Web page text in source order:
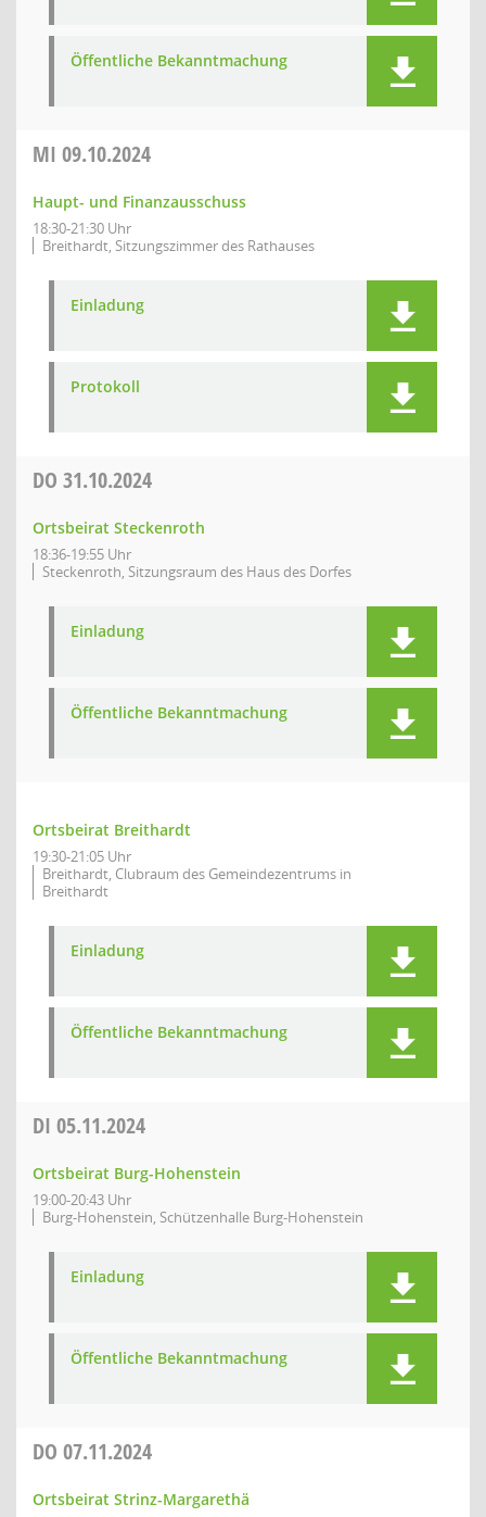
Öffentliche Bekanntmachung
MI 09.10.2024
Haupt- und Finanzausschuss
18:30-21:30 Uhr
Breithardt, Sitzungszimmer des Rathauses
Einladung
Protokoll
DO 31.10.2024
Ortsbeirat Steckenroth
18:36-19:55 Uhr
Steckenroth, Sitzungsraum des Haus des Dorfes
Einladung
Öffentliche Bekanntmachung
Ortsbeirat Breithardt
19:30-21:05 Uhr
Breithardt, Clubraum des Gemeindezentrums in
Breithardt
Einladung
Öffentliche Bekanntmachung
DI 05.11.2024
Ortsbeirat Burg-Hohenstein
19:00-20:43 Uhr
Burg-Hohenstein, Schützenhalle Burg-Hohenstein
Einladung
Öffentliche Bekanntmachung
DO 07.11.2024
Ortsbeirat Strinz-Margarethä